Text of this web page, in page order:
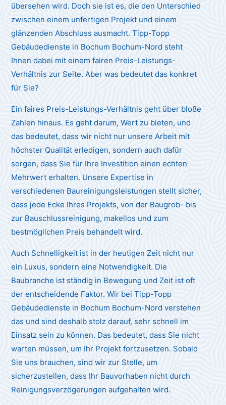
übersehen wird. Doch sie ist es, die den Unterschied
zwischen einem unfertigen Projekt und einem
glänzenden Abschluss ausmacht. Tipp-Topp
Gebäudedienste in Bochum Bochum-Nord steht
Ihnen dabei mit einem fairen Preis-Leistungs-
Verhältnis zur Seite. Aber was bedeutet das konkret
für Sie?
Ein faires Preis-Leistungs-Verhältnis geht über bloße
Zahlen hinaus. Es geht darum, Wert zu bieten, und
das bedeutet, dass wir nicht nur unsere Arbeit mit
höchster Qualität erledigen, sondern auch dafür
sorgen, dass Sie für Ihre Investition einen echten
Mehrwert erhalten. Unsere Expertise in
verschiedenen Baureinigungsleistungen stellt sicher,
dass jede Ecke Ihres Projekts, von der Baugrob- bis
zur Bauschlussreinigung, makellos und zum
bestmöglichen Preis behandelt wird.
Auch Schnelligkeit ist in der heutigen Zeit nicht nur
ein Luxus, sondern eine Notwendigkeit. Die
Baubranche ist ständig in Bewegung und Zeit ist oft
der entscheidende Faktor. Wir bei Tipp-Topp
Gebäudedienste in Bochum Bochum-Nord verstehen
das und sind deshalb stolz darauf, sehr schnell im
Einsatz sein zu können. Das bedeutet, dass Sie nicht
warten müssen, um Ihr Projekt fortzusetzen. Sobald
Sie uns brauchen, sind wir zur Stelle, um
sicherzustellen, dass Ihr Bauvorhaben nicht durch
Reinigungsverzögerungen aufgehalten wird.